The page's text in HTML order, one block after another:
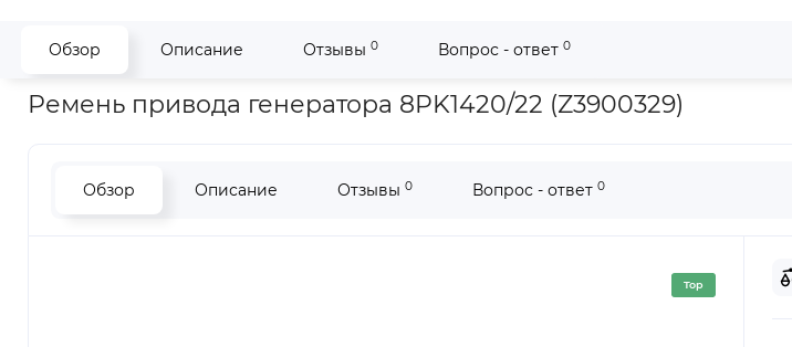
Обзор Описание Отзывы 0 Вопрос - ответ 0
Главная Запчасти на двигатель Cummins Ремень привода генератора 8PK1420/22 (Z3900329)
Ремень привода генератора 8PK1420/22 (Z3900329)
Обзор Описание Отзывы 0 Вопрос - ответ 0
Top